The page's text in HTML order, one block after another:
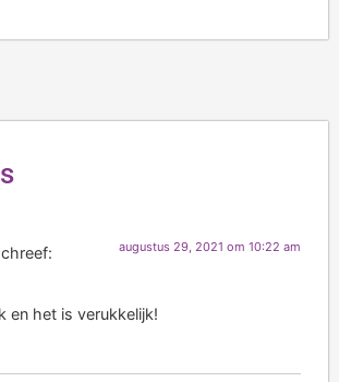
augustus 29, 2021 om 10:22 am
en het is verukkelijk!